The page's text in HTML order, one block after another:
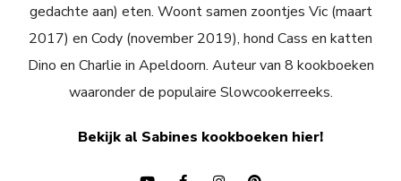
gedachte aan) eten. Woont samen zoontjes Vic (maart
2017) en Cody (november 2019), hond Cass en katten
Dino en Charlie in Apeldoorn. Auteur van 8 kookboeken
waaronder de populaire Slowcookerreeks.
Bekijk al Sabines kookboeken hier!